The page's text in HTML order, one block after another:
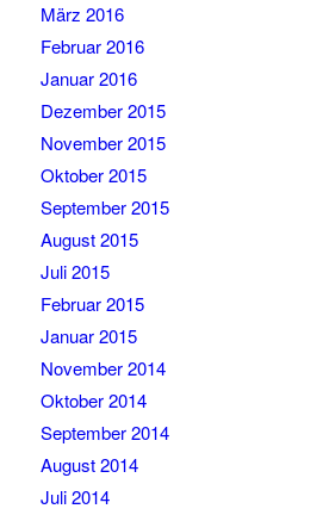
März 2016
Februar 2016
Januar 2016
Dezember 2015
November 2015
Oktober 2015
September 2015
August 2015
Juli 2015
Februar 2015
Januar 2015
November 2014
Oktober 2014
September 2014
August 2014
Juli 2014